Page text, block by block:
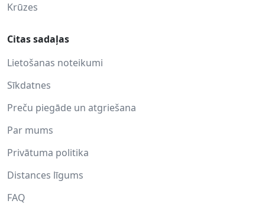
Krūzes
Citas sadaļas
Lietošanas noteikumi
Sīkdatnes
Preču piegāde un atgriešana
Par mums
Privātuma politika
Distances līgums
FAQ